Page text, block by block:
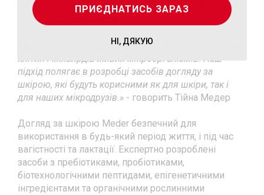
багатьма нагородами, підходить для будь-якого
віку та всіх типів шкіри.
«Шкіра - це екосистема, що складається з людських
клітин і мільярдів живих мікроорганізмів. Наш
підхід полягає в розробці засобів догляду за
шкірою, які будуть корисними як для шкіри, так і
для наших мікродрузів.» - говорить Тійна Медер
Догляд за шкірою Meder безпечний для
використання в будь-який період життя, і під час
вагістності та лактації. Експертно розроблені
засоби з пребіотиками, пробіотиками,
біотехнологічними пептидами, епігенетичними
інгредієнтами та органічними рослинними
ПРИЄДНАТИСЬ ЗАРАЗ
НІ, ДЯКУЮ